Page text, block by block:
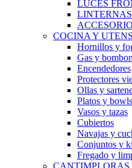
LUCES
LINTERNAS
COCINA Y
Hornillos y
Gas y
Encendedores
Protectores
Ollas y
Platos y bowls
Vasos y tazas
Cubiertos
Navajas y
Conjuntos y
Fregado y
CANTIMPLORAS